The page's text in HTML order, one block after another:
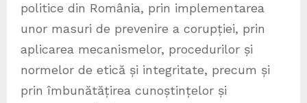
politice din România, prin implementarea
unor masuri de prevenire a corupției, prin
aplicarea mecanismelor, procedurilor și
normelor de etică și integritate, precum și
prin îmbunătățirea cunoștințelor și